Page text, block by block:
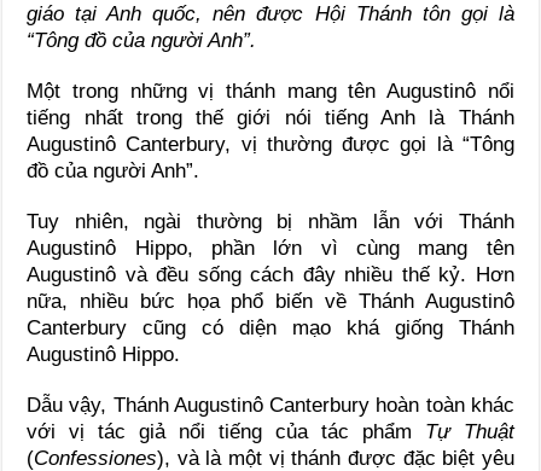
giáo tại Anh quốc, nên được Hội Thánh tôn gọi là
“Tông đồ của người Anh”.
Một trong những vị thánh mang tên Augustinô nổi
tiếng nhất trong thế giới nói tiếng Anh là Thánh
Augustinô Canterbury, vị thường được gọi là “Tông
đồ của người Anh”.
Tuy nhiên, ngài thường bị nhầm lẫn với Thánh
Augustinô Hippo, phần lớn vì cùng mang tên
Augustinô và đều sống cách đây nhiều thế kỷ. Hơn
nữa, nhiều bức họa phổ biến về Thánh Augustinô
Canterbury cũng có diện mạo khá giống Thánh
Augustinô Hippo.
Dẫu vậy, Thánh Augustinô Canterbury hoàn toàn khác
với vị tác giả nổi tiếng của tác phẩm Tự Thuật
(Confessiones), và là một vị thánh được đặc biệt yêu